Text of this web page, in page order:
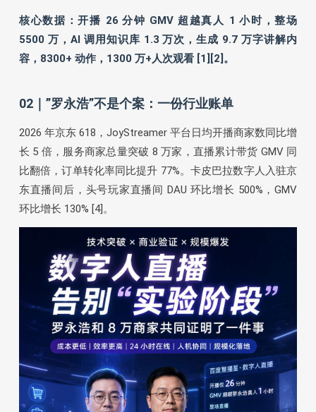
核心数据：开播 26 分钟 GMV 超越真人 1 小时，整场
5500 万，AI 调用知识库 1.3 万次，生成 9.7 万字讲解内
容，8300+ 动作，1300 万+人次观看 [1][2]。
02｜”罗永浩”不是个案：一份行业账单
2026 年京东 618，JoyStreamer 平台日均开播商家数同比增
长 5 倍，服务商家总量突破 8 万家，直播累计带货 GMV 同
比翻倍，订单转化率同比提升 77%。卡皮巴拉数字人入驻京
东直播间后，头号玩家直播间 DAU 环比增长 500%，GMV
环比增长 130% [4]。